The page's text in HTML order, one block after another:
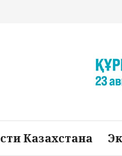
Казахстана